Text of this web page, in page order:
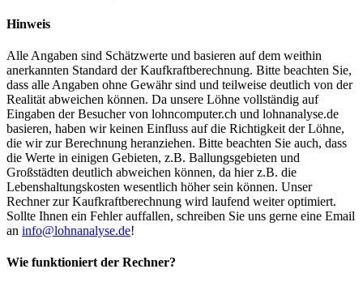
Hinweis
Alle Angaben sind Schätzwerte und basieren auf dem weithin
anerkannten Standard der Kaufkraftberechnung. Bitte beachten Sie,
dass alle Angaben ohne Gewähr sind und teilweise deutlich von der
Realität abweichen können. Da unsere Löhne vollständig auf
Eingaben der Besucher von lohncomputer.ch und lohnanalyse.de
basieren, haben wir keinen Einfluss auf die Richtigkeit der Löhne,
die wir zur Berechnung heranziehen. Bitte beachten Sie auch, dass
die Werte in einigen Gebieten, z.B. Ballungsgebieten und
Großstädten deutlich abweichen können, da hier z.B. die
Lebenshaltungskosten wesentlich höher sein können. Unser
Rechner zur Kaufkraftberechnung wird laufend weiter optimiert.
Sollte Ihnen ein Fehler auffallen, schreiben Sie uns gerne eine Email
an info@lohnanalyse.de!
Wie funktioniert der Rechner?